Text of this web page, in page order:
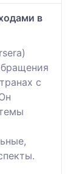
в
с